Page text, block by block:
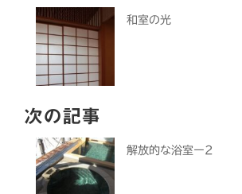
和室の光
次の記事
解放的な浴室ー2